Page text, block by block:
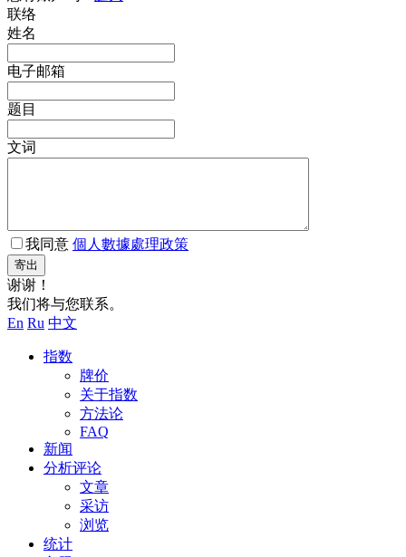
联络
姓名
电子邮箱
题目
文词
我同意 個人數據處理政策
寄出
谢谢！
我们将与您联系。
En Ru 中文
指数
牌价
关于指数
方法论
FAQ
新闻
分析评论
文章
采访
浏览
统计